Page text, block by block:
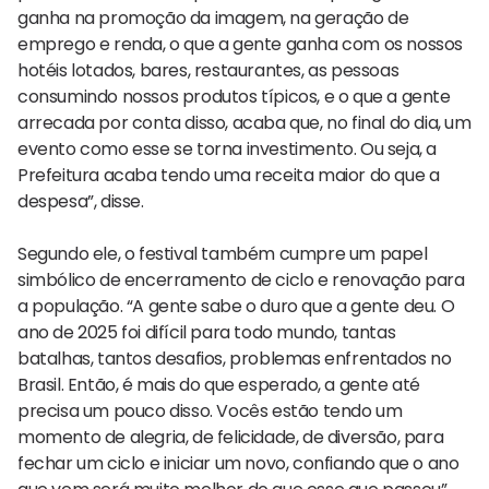
ganha na promoção da imagem, na geração de
emprego e renda, o que a gente ganha com os nossos
hotéis lotados, bares, restaurantes, as pessoas
consumindo nossos produtos típicos, e o que a gente
arrecada por conta disso, acaba que, no final do dia, um
evento como esse se torna investimento. Ou seja, a
Prefeitura acaba tendo uma receita maior do que a
despesa”, disse.
Segundo ele, o festival também cumpre um papel
simbólico de encerramento de ciclo e renovação para
a população. “A gente sabe o duro que a gente deu. O
ano de 2025 foi difícil para todo mundo, tantas
batalhas, tantos desafios, problemas enfrentados no
Brasil. Então, é mais do que esperado, a gente até
precisa um pouco disso. Vocês estão tendo um
momento de alegria, de felicidade, de diversão, para
fechar um ciclo e iniciar um novo, confiando que o ano